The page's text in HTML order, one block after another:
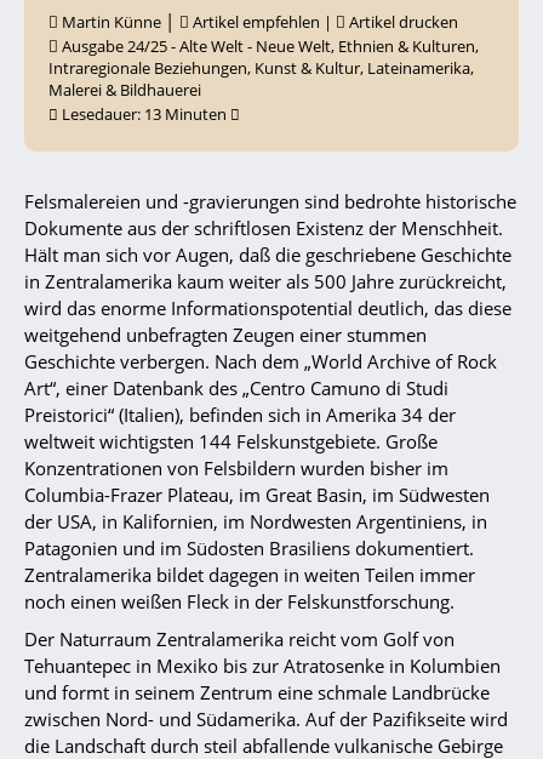
Martin Künne | Artikel empfehlen |
Artikel drucken
Ausgabe 24/25 - Alte Welt - Neue Welt, Ethnien & Kulturen,
Intraregionale Beziehungen, Kunst & Kultur, Lateinamerika,
Malerei & Bildhauerei
Lesedauer: 13 Minuten
Felsmalereien und -gravierungen sind bedrohte historische
Dokumente aus der schriftlosen Existenz der Menschheit.
Hält man sich vor Augen, daß die geschriebene Geschichte
in Zentralamerika kaum weiter als 500 Jahre zurückreicht,
wird das enorme Informationspotential deutlich, das diese
weitgehend unbefragten Zeugen einer stummen
Geschichte verbergen. Nach dem „World Archive of Rock
Art“, einer Datenbank des „Centro Camuno di Studi
Preistorici“ (Italien), befinden sich in Amerika 34 der
weltweit wichtigsten 144 Felskunstgebiete. Große
Konzentrationen von Felsbildern wurden bisher im
Columbia-Frazer Plateau, im Great Basin, im Südwesten
der USA, in Kalifornien, im Nordwesten Argentiniens, in
Patagonien und im Südosten Brasiliens dokumentiert.
Zentralamerika bildet dagegen in weiten Teilen immer
noch einen weißen Fleck in der Felskunstforschung.
Der Naturraum Zentralamerika reicht vom Golf von
Tehuantepec in Mexiko bis zur Atratosenke in Kolumbien
und formt in seinem Zentrum eine schmale Landbrücke
zwischen Nord- und Südamerika. Auf der Pazifikseite wird
die Landschaft durch steil abfallende vulkanische Gebirge